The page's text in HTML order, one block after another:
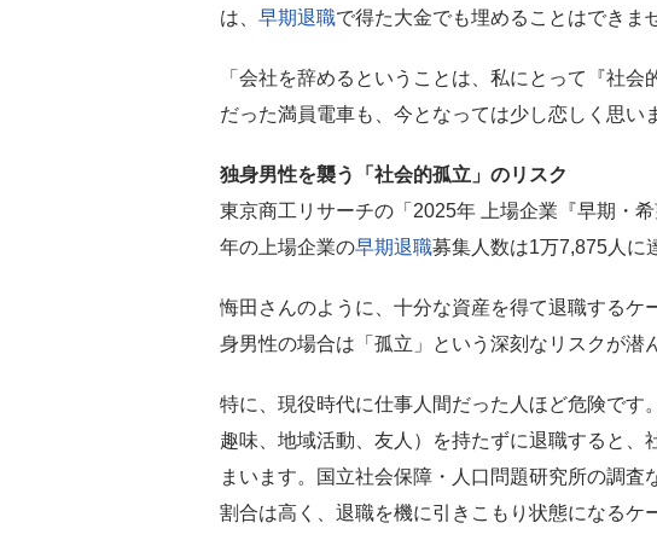
は、 早期退職で得た大金でも埋めることはできま
「会社を辞めるということは、私にとって『社
だった満員電車も、今となっては少し恋しく思い
独身男性を襲う「社会的孤立」のリスク
東京商工リサーチの「2025年 上場企業『早期・
年の上場企業の早期退職募集人数は1万7,875人に
悔田さんのように、十分な資産を得て退職するケ
身男性の場合は「孤立」という深刻なリスクが潜
特に、現役時代に仕事人間だった人ほど危険です
趣味、地域活動、友人）を持たずに退職すると、
まいます。国立社会保障・人口問題研究所の調
割合は高く、退職を機に引きこもり状態になるケ